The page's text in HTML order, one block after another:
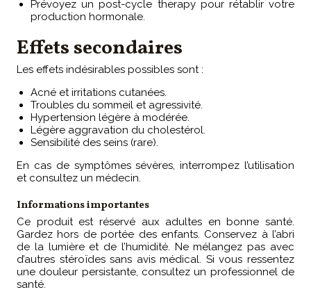
Prévoyez un post-cycle therapy pour rétablir votre
production hormonale.
Effets secondaires
Les effets indésirables possibles sont :
Acné et irritations cutanées.
Troubles du sommeil et agressivité.
Hypertension légère à modérée.
Légère aggravation du cholestérol.
Sensibilité des seins (rare).
En cas de symptômes sévères, interrompez l’utilisation
et consultez un médecin.
Informations importantes
Ce produit est réservé aux adultes en bonne santé.
Gardez hors de portée des enfants. Conservez à l’abri
de la lumière et de l’humidité. Ne mélangez pas avec
d’autres stéroïdes sans avis médical. Si vous ressentez
une douleur persistante, consultez un professionnel de
santé.